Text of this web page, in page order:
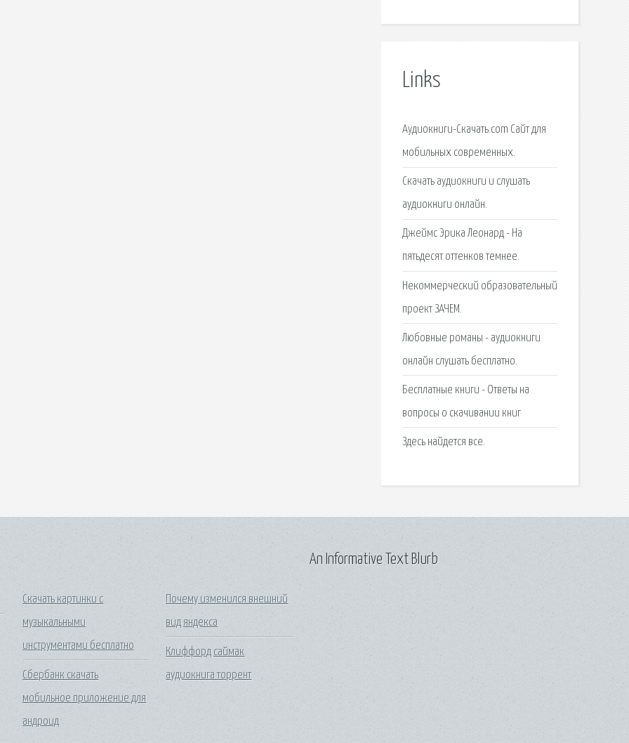
Links
Аудиокниги-Скачать.com Сайт для
мобильных современных.
Скачать аудиокниги и слушать
аудиокниги онлайн.
Джеймс Эрика Леонард - На
пятьдесят оттенков темнее.
Некоммерческий образовательный
проект ЗАЧЕМ.
Любовные романы - аудиокниги
онлайн слушать бесплатно.
Бесплатные книги - Ответы на
вопросы о скачивании книг
Здесь найдется все.
Скачать картинки с
музыкальными
инструментами бесплатно
Сбербанк скачать
мобильное приложение для
андроид
Почему изменился внешний
вид яндекса
Клиффорд саймак
аудиокнига торрент
An Informative Text Blurb